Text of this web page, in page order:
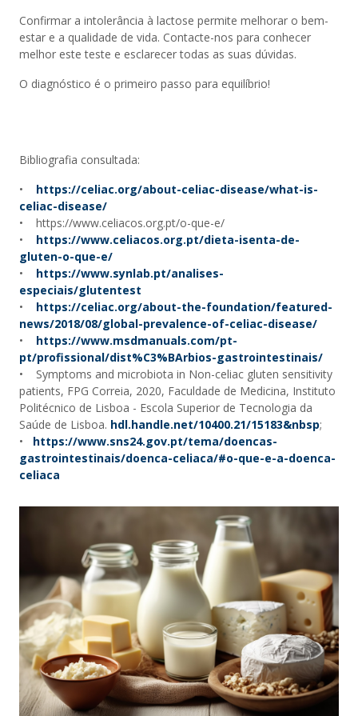
Confirmar a intolerância à lactose permite melhorar o bem-
estar e a qualidade de vida. Contacte-nos para conhecer
melhor este teste e esclarecer todas as suas dúvidas.
O diagnóstico é o primeiro passo para equilíbrio!
Bibliografia consultada:
• https://celiac.org/about-celiac-disease/what-is-
celiac-disease/
• https://www.celiacos.org.pt/o-que-e/
• https://www.celiacos.org.pt/dieta-isenta-de-
gluten-o-que-e/
• https://www.synlab.pt/analises-
especiais/glutentest
• https://celiac.org/about-the-foundation/featured-
news/2018/08/global-prevalence-of-celiac-disease/
• https://www.msdmanuals.com/pt-
pt/profissional/dist%C3%BArbios-gastrointestinais/
• Symptoms and microbiota in Non-celiac gluten sensitivity
patients, FPG Correia, 2020, Faculdade de Medicina, Instituto
Politécnico de Lisboa - Escola Superior de Tecnologia da
Saúde de Lisboa. hdl.handle.net/10400.21/15183&nbsp;
• https://www.sns24.gov.pt/tema/doencas-
gastrointestinais/doenca-celiaca/#o-que-e-a-doenca-
celiaca